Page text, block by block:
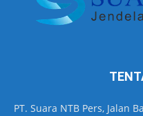
PT. Suara NTB Pers, Jalan